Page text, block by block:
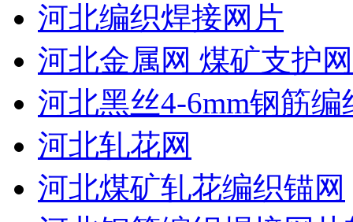
河北编织焊接网片
河北金属网 煤矿支护
河北黑丝4-6mm钢筋
河北轧花网
河北煤矿轧花编织锚网